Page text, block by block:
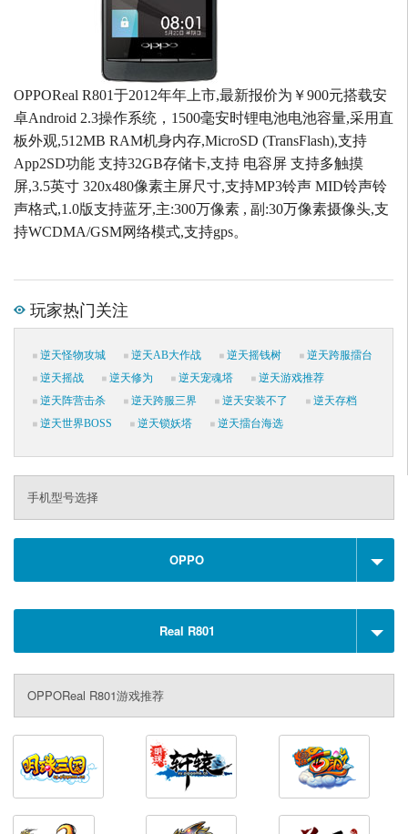
OPPOReal R801于2012年年上市,最新报价为￥900元搭载安
卓Android 2.3操作系统，1500毫安时锂电池电池容量,采用直
板外观,512MB RAM机身内存,MicroSD (TransFlash),支持
App2SD功能 支持32GB存储卡,支持 电容屏 支持多触摸
屏,3.5英寸 320x480像素主屏尺寸,支持MP3铃声 MID铃声铃
声格式,1.0版支持蓝牙,主:300万像素 , 副:30万像素摄像头,支
持WCDMA/GSM网络模式,支持gps。
玩家热门关注
逆天怪物攻城 逆天AB大作战 逆天摇钱树
逆天跨服擂台
逆天摇战
逆天修为 逆天宠魂塔
逆天游戏推荐
逆天阵营击杀
逆天跨服三界 逆天安装不了
逆天存档
逆天世界BOSS
逆天锁妖塔 逆天擂台海选
手机型号选择
OPPO
Real R801
OPPOReal R801游戏推荐